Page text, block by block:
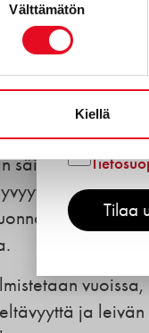
Välttämätön
Kiellä
ja
on
tuo esiin
säilyvyyttä. Se
Rukiin
ja
Tilaa